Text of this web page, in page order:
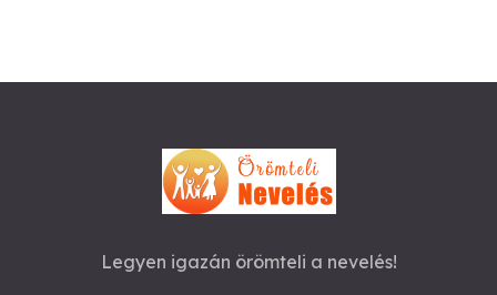
Legyen igazán örömteli a nevelés!